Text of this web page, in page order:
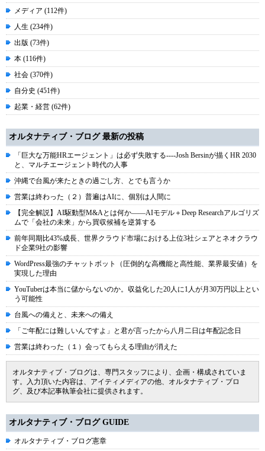
メディア (112件)
人生 (234件)
出版 (73件)
本 (116件)
社会 (370件)
自分史 (451件)
起業・経営 (62件)
オルタナティブ・ブログ 最新の投稿
「巨大な万能HRエージェント」は必ず失敗する----Josh Bersinが描くHR 2030
と、マルチエージェント時代の人事
沖縄で台風が来たときの過ごし方、とでも言うか
営業は終わった（２）普遍はAIに、個別は人間に
【完全解説】AI駆動型M&Aとは何か――AIモデル＋Deep Researchアルゴリズ
ムで「会社の未来」から買収候補を逆算する
前年同期比43%成長、世界クラウド市場における上位3社シェアとネオクラウ
ド企業9社の影響
WordPress最強のチャットボット（圧倒的な高機能と高性能、業界最安値）を
実現した理由
YouTuberは本当に儲からないのか。収益化した20人に1人が月30万円以上とい
う可能性
台風への備えと、未来への備え
「ご年配には難しいんですよ」と君が言ったから八月二日は年配記念日
営業は終わった（１）会ってもらえる理由が消えた
オルタナティブ・ブログは、専門スタッフにより、企画・構成されていま
す。入力頂いた内容は、アイティメディアの他、オルタナティブ・ブロ
グ、及び本記事執筆会社に提供されます。
オルタナティブ・ブログ GUIDE
オルタナティブ・ブログ憲章